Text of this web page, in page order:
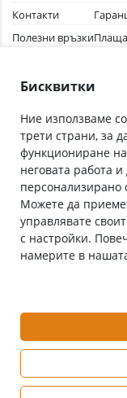
Контакти
Полезни връзки
Общи условия
Абонирай се за
С абонамента се
Онлайн аптека,
ePharm
Бисквитки
Ние използваме
трети страни, за
функциониране
неговата работа
Можете да
управлявате
с настройки.
намерите в